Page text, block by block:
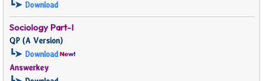
┗➤ Download
Sociology Part-I
QP (A Version)
┗➤ Download
Answerkey